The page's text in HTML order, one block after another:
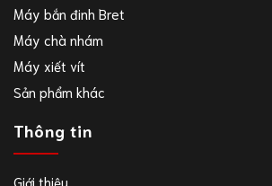
Máy bắn đinh Bret
Máy chà nhám
Máy xiết vít
Sản phẩm khác
Thông tin
Giới thiệu